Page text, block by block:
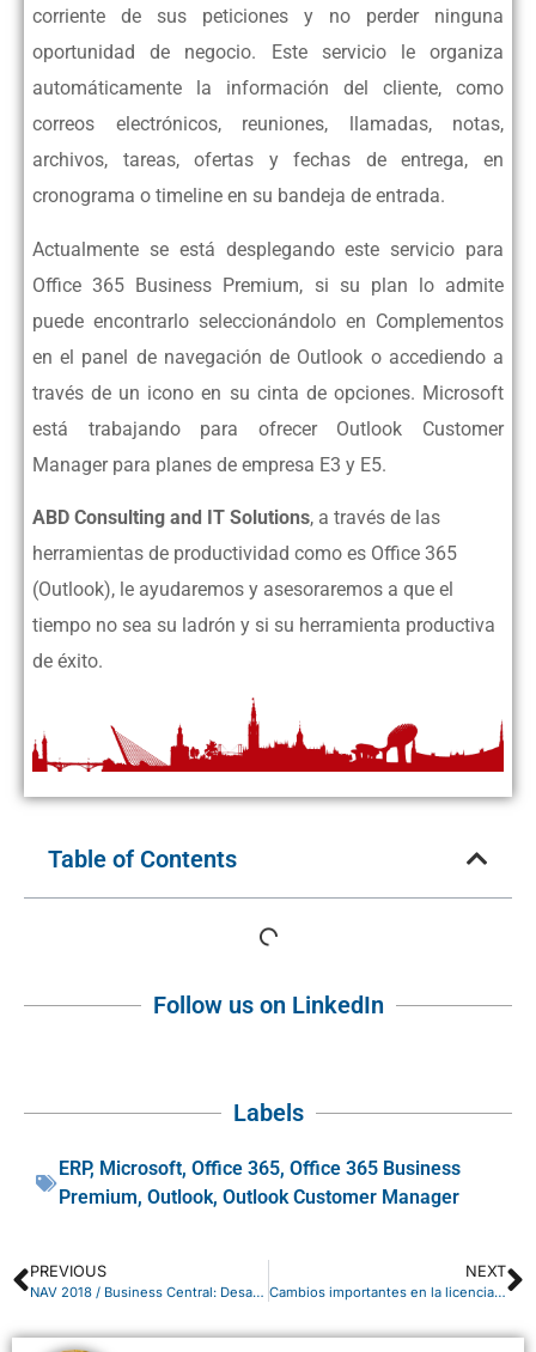
corriente de sus peticiones y no perder ninguna
oportunidad de negocio. Este servicio le organiza
automáticamente la información del cliente, como
correos electrónicos, reuniones, llamadas, notas,
archivos, tareas, ofertas y fechas de entrega, en
cronograma o timeline en su bandeja de entrada.
Actualmente se está desplegando este servicio para
Office 365 Business Premium, si su plan lo admite
puede encontrarlo seleccionándolo en Complementos
en el panel de navegación de Outlook o accediendo a
través de un icono en su cinta de opciones. Microsoft
está trabajando para ofrecer Outlook Customer
Manager para planes de empresa E3 y E5.
ABD Consulting and IT Solutions, a través de las
herramientas de productividad como es Office 365
(Outlook), le ayudaremos y asesoraremos a que el
tiempo no sea su ladrón y si su herramienta productiva
de éxito.
Table of Contents
Follow us on LinkedIn
Labels
ERP, Microsoft, Office 365, Office 365 Business
Premium, Outlook, Outlook Customer Manager
PREVIOUS
NAV 2018 / Business Central: Desactivar ordenación columnas en Listas
NEXT
Cambios importantes en la licencia de Oracle Java SE